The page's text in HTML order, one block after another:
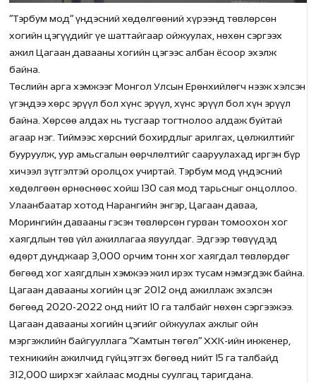
“Тэрбум мод” үндэсний хөдөлгөөний хүрээнд төвлөрсөн
хогийн цэгүүдийг үе шаттайгаар ойжуулах, нөхөн сэргээх
ажил Цагаан давааны хогийн цэгээс албан ёсоор эхэлж
байна.
Төслийн арга хэмжээг Монгол Улсын Ерөнхийлөгч нээж хэлсэн
үгэндээ хөрс эрүүл бол хүнс эрүүл, хүнс эрүүл бол хүн эрүүл
байна. Хөрсөө алдах нь тусгаар тогтнолоо алдаж буйтай
агаар нэг. Тиймээс хөрсний бохирдлыг арилгах, цөлжилтийг
бууруулж, уур амьсгалын өөрчлөлтийг сааруулахад иргэн бүр
хичээл зүтгэлтэй оролцох учиртай. Тэрбум мод үндэсний
хөдөлгөөн өрнөснөөс хойш 130 сая мод тарьсныг онцоллоо.
Улаанбаатар хотод Нарангийн энгэр, Цагаан даваа,
Морингийн давааны гэсэн төвлөрсөн гурван томоохон хог
хаягдлын төв үйл ажиллагаа явуулдаг. Эдгээр төвүүдэд
өдөрт дунджаар 3,000 орчим тонн хог хаягдал төвлөрдөг
бөгөөд хог хаягдлын хэмжээ жил ирэх тусам нэмэгдэж байна.
Цагаан давааны хогийн цэг 2012 онд ажиллаж эхэлсэн
бөгөөд 2020-2022 онд нийт 10 га талбайг нөхөн сэргээжээ.
Цагаан давааны хогийн цэгийг ойжуулах ажлыг ойн
мэргэжлийн байгууллага “Хамтын төгөл” ХХК-ийн инженер,
техникийн ажилчид гүйцэтгэх бөгөөд нийт 15 га талбайд
312,000 ширхэг хайлаас модны суулгац таригдана.